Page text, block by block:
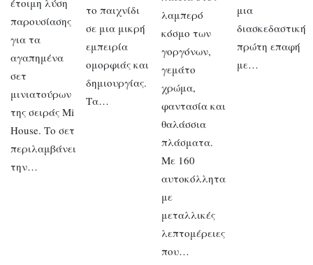
παρουσίασης
για τα
αγαπημένα
σετ
μινιατούρων
της σειράς Mi
House. Το σετ
περιλαμβάνει
την…
το παιχνίδι
σε μια μικρή
εμπειρία
ομορφιάς και
δημιουργίας.
Τα…
λαμπερό
κόσμο των
γοργόνων,
γεμάτο
χρώμα,
φαντασία και
θαλάσσια
πλάσματα.
Με 160
αυτοκόλλητα
με
μεταλλικές
λεπτομέρειες
που…
μια
διασκεδαστική
πρώτη επαφή
με…